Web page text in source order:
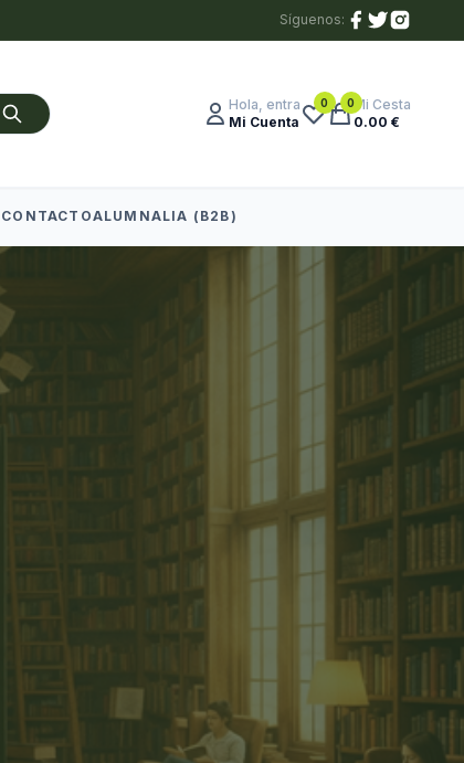
Síguenos:
Hola, entra
Mi Cuenta
0 0Mi Cesta
0.00 €
CONTACTOALUMNALIA (B2B)